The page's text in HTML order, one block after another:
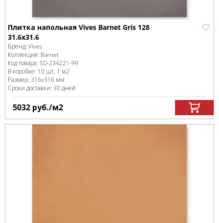
Плитка напольная Vives Barnet Gris 128
31.6x31.6
Бренд: Vives
Коллекция: Barnet
Код товара: SD-234221-99
В коробке: 10 шт, 1 м2
Размер: 316x316 мм
Сроки доставки: 30 дней
5032 руб./м2